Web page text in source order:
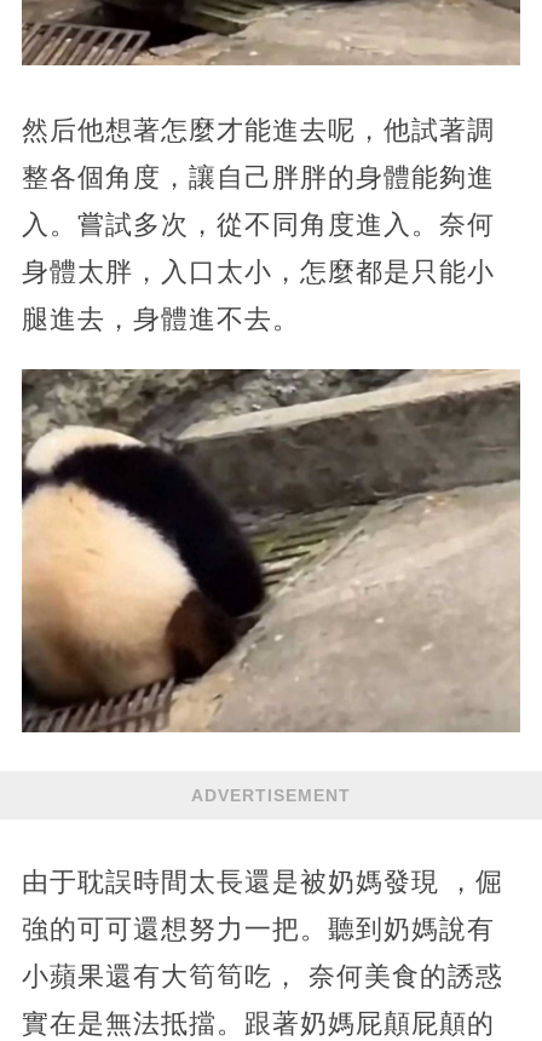
然后他想著怎麼才能進去呢，他試著調
整各個角度，讓自己胖胖的身體能夠進
入。嘗試多次，從不同角度進入。奈何
身體太胖，入口太小，怎麼都是只能小
腿進去，身體進不去。
ADVERTISEMENT
由于耽誤時間太長還是被奶媽發現 ，倔
強的可可還想努力一把。聽到奶媽說有
小蘋果還有大筍筍吃， 奈何美食的誘惑
實在是無法抵擋。跟著奶媽屁顛屁顛的